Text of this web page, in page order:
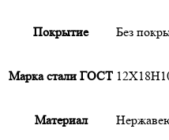
Покрытие Без
Марка стали ГОСТ
Материал